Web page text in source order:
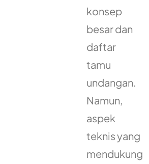
konsep
besar dan
daftar
tamu
undangan.
Namun,
aspek
teknis yang
mendukung